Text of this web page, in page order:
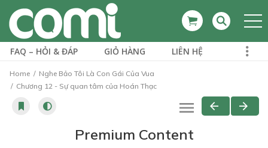
FAQ – HỎI & ĐÁP GIỎ HÀNG LIÊN HỆ
Home
Nghe Bảo Tôi Là Con Gái Của Vua
Chương 12 - Sự quan tâm của Hoán Thạc
Premium Content